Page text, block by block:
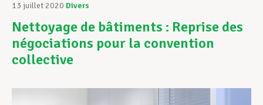
Vos droits
13 juillet 2020 Divers
Nettoyage de bâtiments : Reprise des
négociations pour la convention
collective